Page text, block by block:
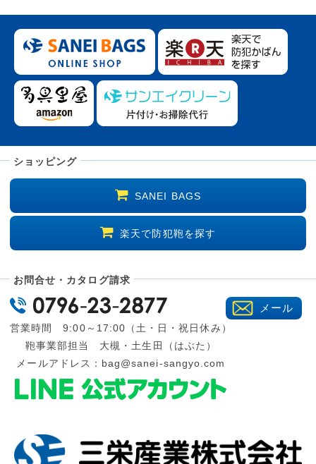
ショッピング
SANEI BAGS
楽天で防犯鞄を探す
お問合せ・カタログ請求
営業時間 9:00～17:00（土・日・祝日休み）
鞄事業部担当 大槻・土生田（はぶた）
メールアドレス： bag@sanei-sangyo.com
メール